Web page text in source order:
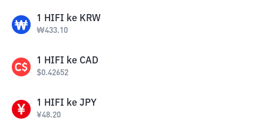
1 HIFI ke KRW
₩433.10
1 HIFI ke CAD
$0.42652
1 HIFI ke JPY
¥48.20